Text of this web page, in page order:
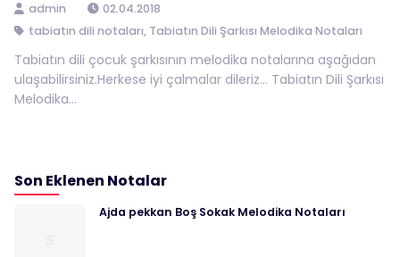
admin
02.04.2018
tabiatın dili notaları, Tabiatın Dili Şarkısı Melodika Notaları
Tabiatın dili çocuk şarkısının melodika notalarına aşağıdan
ulaşabilirsiniz.Herkese iyi çalmalar dileriz… Tabiatın Dili Şarkısı
Melodika...
Son Eklenen Notalar
Ajda pekkan Boş Sokak Melodika Notaları